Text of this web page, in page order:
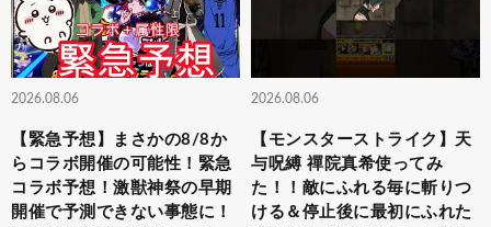
2026.08.06
【緊急予想】まさかの8/8か
らコラボ開催の可能性！緊急
コラボ予想！激獣神祭の早期
開催で予測できない事態に！
2026.08.06
【モンスターストライク】天
与呪縛 禪院真希使ってみ
た！！敵にふれる毎に斬りつ
ける＆停止後に最初にふれた